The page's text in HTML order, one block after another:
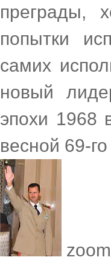
преграды,
попытки
самих
новый
эпохи 1968
весной 69-
zoom